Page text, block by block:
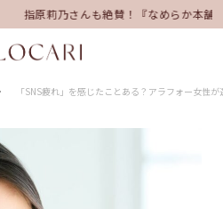
指原莉乃さんも絶賛！『なめらか本舗
「SNS疲れ」を感じたことある？アラフォー女性